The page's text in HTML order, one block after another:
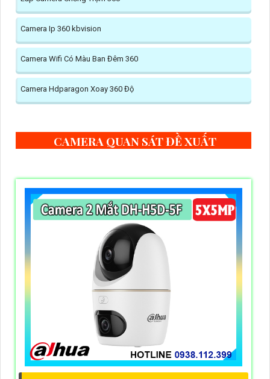
Camera Ip 360 kbvision
Camera Wifi Có Màu Ban Đêm 360
Camera Hdparagon Xoay 360 Độ
CAMERA QUAN SÁT ĐỀ XUẤT